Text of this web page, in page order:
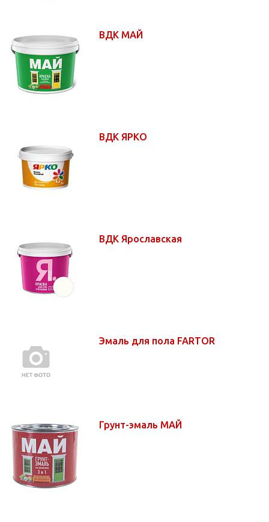
ВДК МАЙ
ВДК ЯРКО
ВДК Ярославская
Эмаль для пола FARTOR
Грунт-эмаль МАЙ